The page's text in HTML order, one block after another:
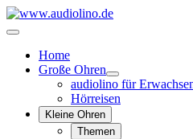
Home
Große Ohren
audiolino für
Hörreisen
Kleine Ohren
Themen